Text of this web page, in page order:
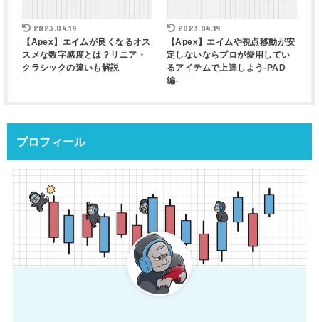
2023.04.19
【Apex】エイムが良くなるオス
スメな数字感度とは？リニア・
クラシックの違いも解説
2023.04.19
【Apex】エイムや視点移動が安
定しないならプロが愛用してい
るアイテムで上達しよう-PAD
編-
プロフィール